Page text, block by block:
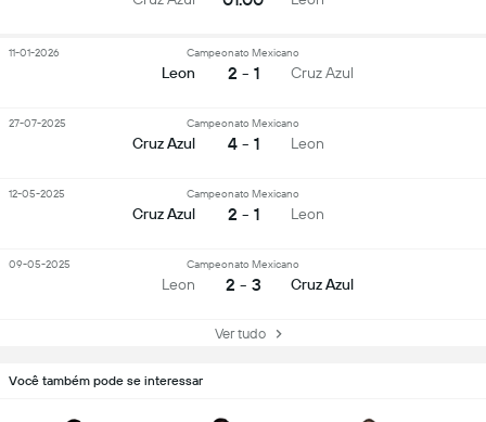
Leon
Campeonato Mexicano
2 - 1 Cruz Azul
11-01-2026
Cruz Azul
Campeonato Mexicano
4 - 1 Leon
27-07-2025
Cruz Azul
Campeonato Mexicano
2 - 1 Leon
12-05-2025
Leon
Campeonato Mexicano
2 - 3 Cruz Azul
09-05-2025
Ver tudo
Você também pode se interessar